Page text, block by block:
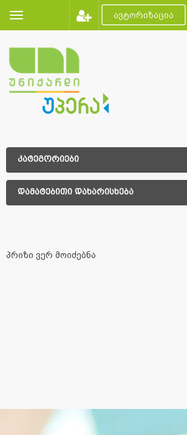
ავტორიზაცია
კატეგორიები
დამატებითი დახარისხება
პრიზი ვერ მოიძებნა